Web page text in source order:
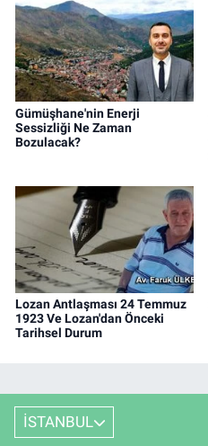
Gümüşhane'nin Enerji
Sessizliği Ne Zaman
Bozulacak?
Lozan Antlaşması 24 Temmuz
1923 Ve Lozan'dan Önceki
Tarihsel Durum
İSTANBUL